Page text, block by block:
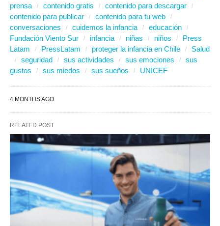
prensa
contenido gratis
contenido para descargar
contenido para publicar
contenido para tu web
conversaciones
cuidemos la infancia
educación
Fundación Viento Sur
infancia niñas niños
Press
Latam
PressLatam proteger la infancia en Chile
Salud
seguridad
sus actividades sus emociones
sus
gustos
sus miedos sus sueños UNICEF
4 MONTHS AGO
RELATED POST